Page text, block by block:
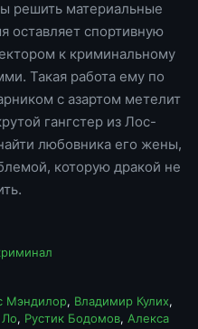
решить материальные
оставляет спортивную
к криминальному
Такая работа ему по
с азартом метелит
гангстер из Лос-
любовника его жены,
которую дракой не
Мэндилор, Владимир Кулих,
, Рустик Бодомов, Алекса